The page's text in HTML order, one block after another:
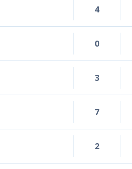
4
0
3
7
2